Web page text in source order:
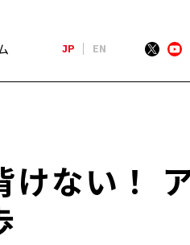
JP EN
最近のト
ない！